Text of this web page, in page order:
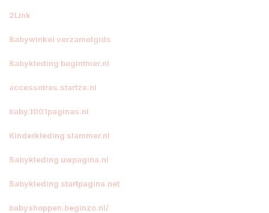
2Link
Babywinkel verzamelgids
Babykleding beginthier.nl
accessoires.startze.nl
baby.1001paginas.nl
Kinderkleding slammer.nl
Babykleding uwpagina.nl
Babykleding startpagina.net
babyshoppen.beginzo.nl/